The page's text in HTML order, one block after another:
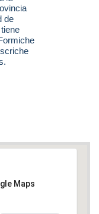
de
Maps